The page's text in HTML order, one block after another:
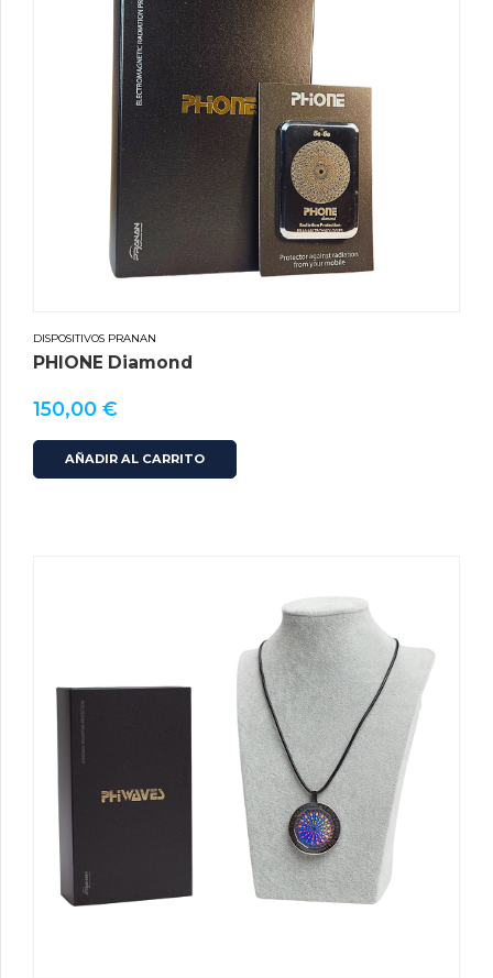
DISPOSITIVOS PRANAN
PHIONE Diamond
150,00 €
AÑADIR AL CARRITO